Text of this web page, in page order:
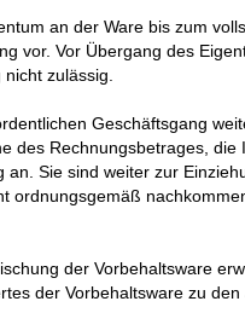
an der Ware bis zum
vor. Vor Übergang des
zulässig.
Geschäftsgang
des Rechnungsbetrages,
an. Sie sind weiter zur
ordnungsgemäß
der Vorbehaltsware
der Vorbehaltsware zu